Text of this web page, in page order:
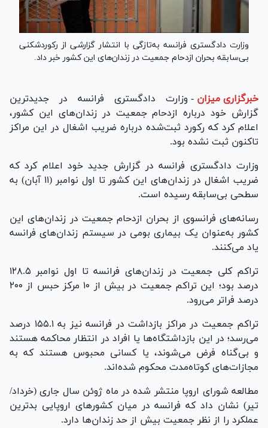
وزارت دادگستری فرانسه به‌تازگی با انتشار گزارشی از رکوردشکنی
بی‌سابقه بحران ازدحام جمعیت در زندان‌های این کشور خبر داد.
خبرگزاری میزان - وزارت دادگستری فرانسه در جدیدترین
گزارش خود درباره ازدحام جمعیت در زندان‌های این کشور،
اعلام کرد که رکورد ثبت‌شده درباره ضریب اشغال در این مراکز
تاکنون ثبت نشده بود.
وزارت دادگستری فرانسه در گزارش جدید خود اعلام کرد که
ضریب اشغال در زندان‌های این کشور تا اول نوامبر (۱۱ آبان) به
سطحی بی‌سابقه رسیده است.
رسانه‌های فرانسوی از بحران ازدحام جمعیت در زندان‌های این
کشور به‌عنوان یک بیماری بومی در سیستم زندان‌های فرانسه
یاد می‌کنند.
تراکم کلی جمعیت در زندان‌های فرانسه تا اول نوامبر ۱۲۸.۵
درصد بود؛ این تراکم جمعیت در بیش از ۱۰ مرکز حبس از ۲۰۰
درصد فراتر می‌رود.
تراکم جمعیت در مراکز بازداشت در فرانسه نیز به ۱۵۵.۱ درصد
می‌رسد؛ در این بازداشتگاه‌ها یا افراد در انتظار محاکمه هستند
و بی‌گناه فرض می‌شوند، یا کسانی محبوس هستند که به
مجازات‌های کوتاه‌مدت محکوم شده‌‎اند.
مطالعه شورای اروپا منتشر شده در ماه ژوئن سال جاری (خرداد/
تیر) نشان داد که فرانسه در میان کشورهای اروپایی بدترین
عملکرد را از نظر جمعیت بیش از حد زندان‌ها دارد.